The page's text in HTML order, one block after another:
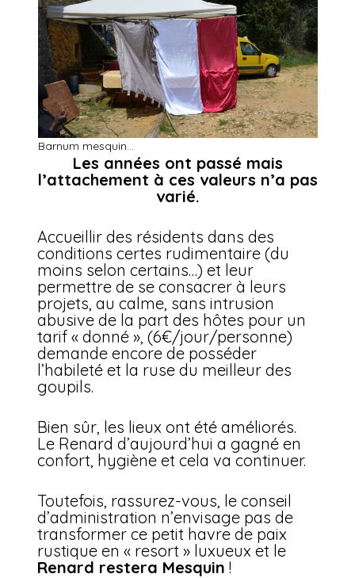
Barnum mesquin…
Les années ont passé mais
l’attachement à ces valeurs n’a pas
varié.
Accueillir des résidents dans des
conditions certes rudimentaire (du
moins selon certains…) et leur
permettre de se consacrer à leurs
projets, au calme, sans intrusion
abusive de la part des hôtes pour un
tarif « donné », (6€/jour/personne)
demande encore de posséder
l’habileté et la ruse du meilleur des
goupils.
Bien sûr, les lieux ont été améliorés.
Le Renard d’aujourd’hui a gagné en
confort, hygiène et cela va continuer.
Toutefois, rassurez-vous, le conseil
d’administration n’envisage pas de
transformer ce petit havre de paix
rustique en « resort » luxueux et le
Renard restera Mesquin !